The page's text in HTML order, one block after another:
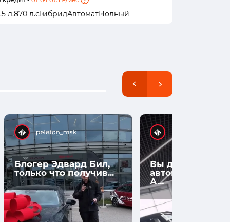
л.870 л.сГибридАвтоматПолный
Блогер Эдвард Бил,
только что получив...
Вы думаете, что
автомобили
А...